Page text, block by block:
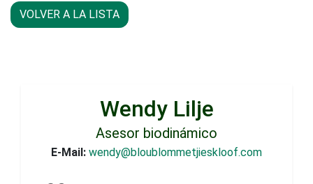
VOLVER A LA LISTA
Wendy Lilje
Asesor biodinámico
E-Mail: wendy@bloublommetjieskloof.com